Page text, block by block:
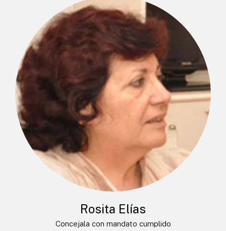
Rosita Elías
Concejala con mandato cumplido